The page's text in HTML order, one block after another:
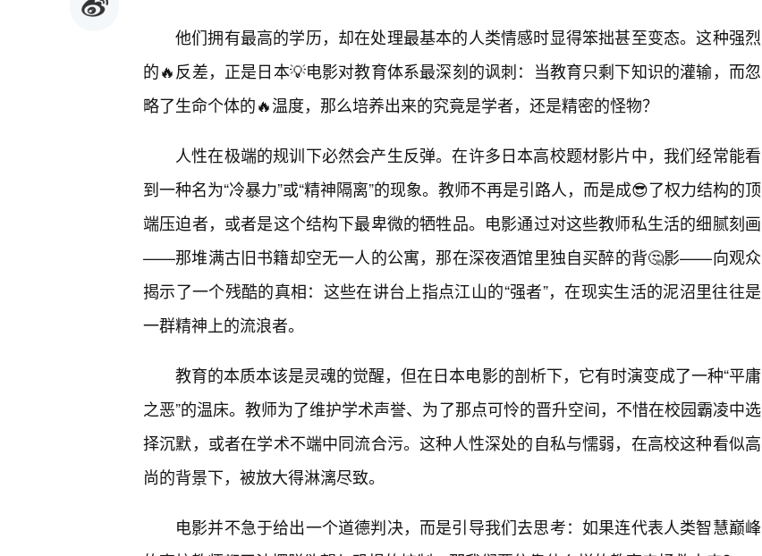
他们拥有最高的学历，却在处理最基本的人类情感时显得笨拙甚至变态。这种强烈
的🔥反差，正是日本💡电影对教育体系最深刻的讽刺：当教育只剩下知识的灌输，而忽
略了生命个体的🔥温度，那么培养出来的究竟是学者，还是精密的怪物？
人性在极端的规训下必然会产生反弹。在许多日本高校题材影片中，我们经常能看
到一种名为“冷暴力”或“精神隔离”的现象。教师不再是引路人，而是成😎了权力结构的顶
端压迫者，或者是这个结构下最卑微的牺牲品。电影通过对这些教师私生活的细腻刻画
——那堆满古旧书籍却空无一人的公寓，那在深夜酒馆里独自买醉的背🤔影——向观众
揭示了一个残酷的真相：这些在讲台上指点江山的“强者”，在现实生活的泥沼里往往是
一群精神上的流浪者。
教育的本质本该是灵魂的觉醒，但在日本电影的剖析下，它有时演变成了一种“平庸
之恶”的温床。教师为了维护学术声誉、为了那点可怜的晋升空间，不惜在校园霸凌中选
择沉默，或者在学术不端中同流合污。这种人性深处的自私与懦弱，在高校这种看似高
尚的背景下，被放大得淋漓尽致。
电影并不急于给出一个道德判决，而是引导我们去思考：如果连代表人类智慧巅峰